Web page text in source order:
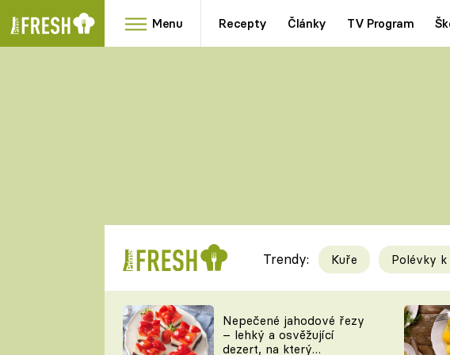
Menu Recepty Články TV Program
RYCHLOVKY
Videorecepty
TEĎ VAŘÍ ŠÉF!
Trendy: Kuře Polévky
Nepečené jahodové řezy
– lehký a osvěžující
dezert, na který